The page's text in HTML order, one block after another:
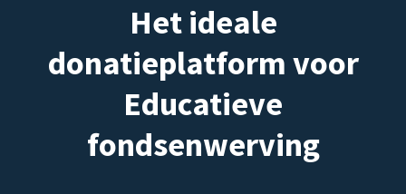
Het ideale
donatieplatform voor
Educatieve
fondsenwerving